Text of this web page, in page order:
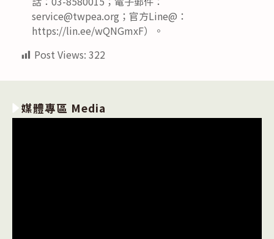
service@twpea.org；官方Line@：
https://lin.ee/wQNGmxF）。
Post Views: 322
媒體專區 Media